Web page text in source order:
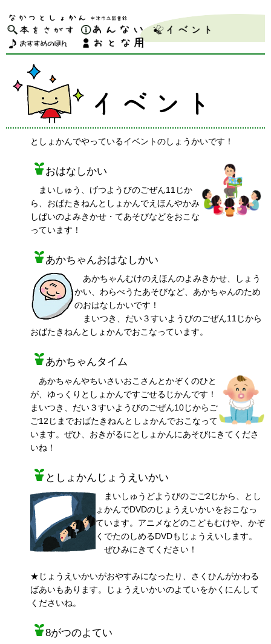
としょかんでやっているイベントのしょうかいです！
おはなしかい
まいしゅう、げつようびのごぜん11じか
ら、おばたきねんとしょかんでえほんやかみ
しばいのよみきかせ・てあそびなどをおこな
っています！
あかちゃんおはなしかい
あかちゃんむけのえほんのよみきかせ、しょう
かい、わらべうたあそびなど、あかちゃんのため
のおはなしかいです！
まいつき、だい３すいようびのごぜん11じから
おばたきねんとしょかんでおこなっています。
あかちゃんタイム
あかちゃんやちいさいおこさんとかぞくのひと
が、ゆっくりとしょかんですごせるじかんです！
まいつき、だい３すいようびのごぜん10じからご
ご12じまでおばたきねんとしょかんでおこなって
います。ぜひ、おきがるにとしょかんにあそびにきてくださ
いね！
としょかんじょうえいかい
まいしゅうどようびのごご2じから、とし
ょかんでDVDのじょうえいかいをおこなっ
ています。アニメなどのこどもむけや、かぞ
くでたのしめるDVDもじょうえいします。
ぜひみにきてください！
★じょうえいかいがおやすみになったり、さくひんがかわる
ばあいもあります。じょうえいかいのよていをかくにんして
くださいね。
8がつのよてい